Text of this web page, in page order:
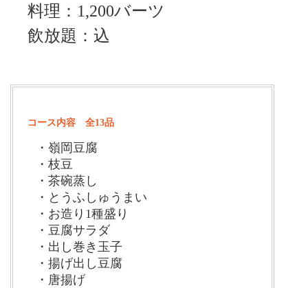
料理：1,200バーツ
飲放題：込
コース内容 全13品
・嶺岡豆腐
・枝豆
・茶碗蒸し
・とうふしゅうまい
・お造り1種盛り
・豆腐サラダ
・出し巻き玉子
・揚げ出し豆腐
・唐揚げ